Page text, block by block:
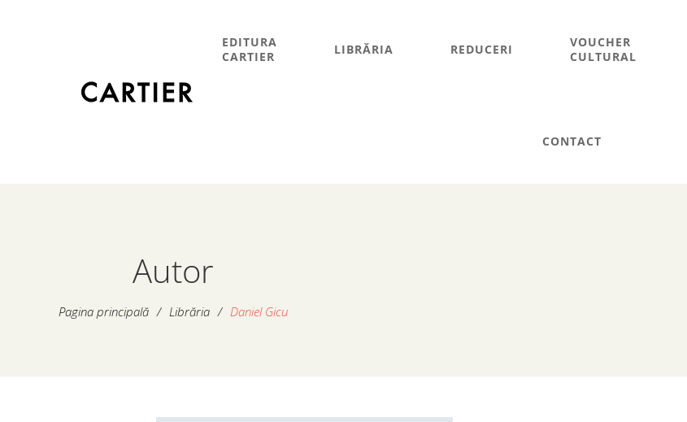
EDITURA
CARTIER
LIBRĂRIA REDUCERI
VOUCHER
CULTURAL
CONTACT
Autor
Pagina principală / Librăria / Daniel Gicu